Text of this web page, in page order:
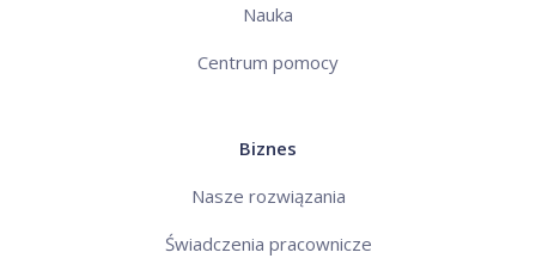
Nauka
Centrum pomocy
Biznes
Nasze rozwiązania
Świadczenia pracownicze